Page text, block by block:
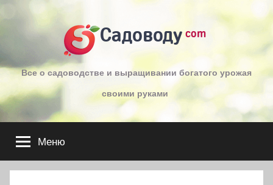
к
Садоводу com
Все о садоводстве и выращивании богатого урожая
своими руками
Меню